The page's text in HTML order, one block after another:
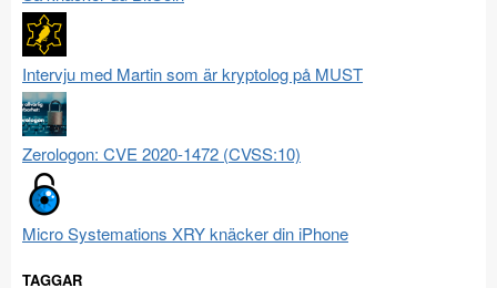
Intervju med Martin som är kryptolog på MUST
Zerologon: CVE 2020-1472 (CVSS:10)
Micro Systemations XRY knäcker din iPhone
TAGGAR